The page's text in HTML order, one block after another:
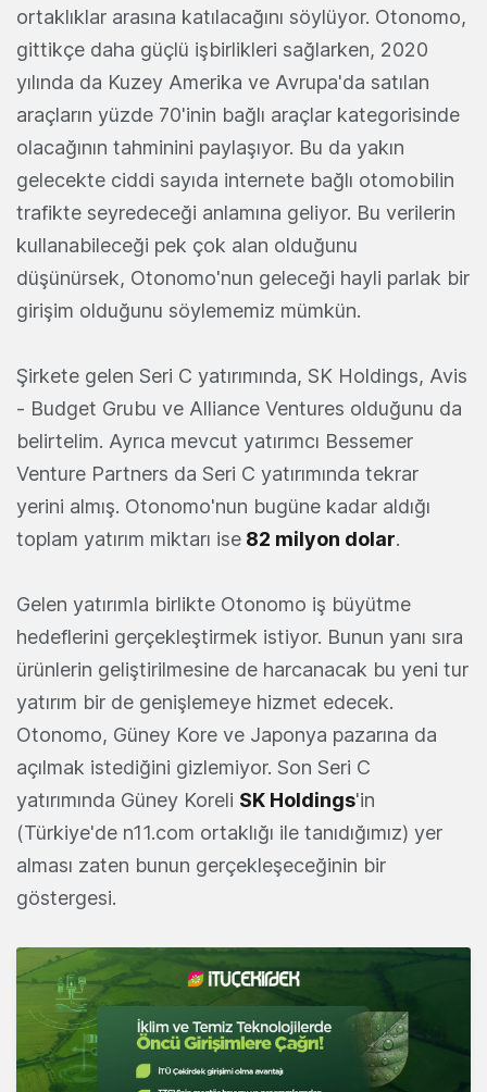
ortaklıklar arasına katılacağını söylüyor. Otonomo,
gittikçe daha güçlü işbirlikleri sağlarken, 2020
yılında da Kuzey Amerika ve Avrupa'da satılan
araçların yüzde 70'inin bağlı araçlar kategorisinde
olacağının tahminini paylaşıyor. Bu da yakın
gelecekte ciddi sayıda internete bağlı otomobilin
trafikte seyredeceği anlamına geliyor. Bu verilerin
kullanabileceği pek çok alan olduğunu
düşünürsek, Otonomo'nun geleceği hayli parlak bir
girişim olduğunu söylememiz mümkün.
Şirkete gelen Seri C yatırımında, SK Holdings, Avis
- Budget Grubu ve Alliance Ventures olduğunu da
belirtelim. Ayrıca mevcut yatırımcı Bessemer
Venture Partners da Seri C yatırımında tekrar
yerini almış. Otonomo'nun bugüne kadar aldığı
toplam yatırım miktarı ise 82 milyon dolar.
Gelen yatırımla birlikte Otonomo iş büyütme
hedeflerini gerçekleştirmek istiyor. Bunun yanı sıra
ürünlerin geliştirilmesine de harcanacak bu yeni tur
yatırım bir de genişlemeye hizmet edecek.
Otonomo, Güney Kore ve Japonya pazarına da
açılmak istediğini gizlemiyor. Son Seri C
yatırımında Güney Koreli SK Holdings'in
(Türkiye'de n11.com ortaklığı ile tanıdığımız) yer
alması zaten bunun gerçekleşeceğinin bir
göstergesi.